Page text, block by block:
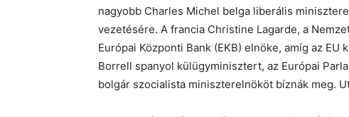
nagyobb Charles Michel belga liberális
vezetésére. A francia Christine Lagarde, a
Európai Központi Bank (EKB) elnöke, amíg az
Borrell spanyol külügyminisztert, az Európai
bolgár szocialista miniszterelnököt bíznák meg.